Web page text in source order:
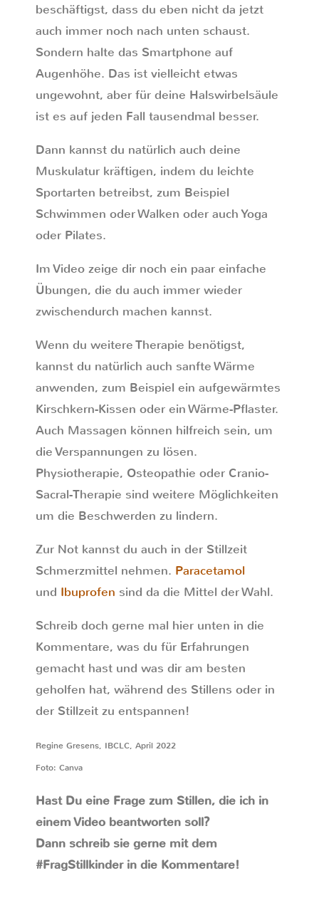
beschäftigst, dass du eben nicht da jetzt
auch immer noch nach unten schaust.
Sondern halte das Smartphone auf
Augenhöhe. Das ist vielleicht etwas
ungewohnt, aber für deine Halswirbelsäule
ist es auf jeden Fall tausendmal besser.
Dann kannst du natürlich auch deine
Muskulatur kräftigen, indem du leichte
Sportarten betreibst, zum Beispiel
Schwimmen oder Walken oder auch Yoga
oder Pilates.
Im Video zeige dir noch ein paar einfache
Übungen, die du auch immer wieder
zwischendurch machen kannst.
Wenn du weitere Therapie benötigst,
kannst du natürlich auch sanfte Wärme
anwenden, zum Beispiel ein aufgewärmtes
Kirschkern-Kissen oder ein Wärme-Pflaster.
Auch Massagen können hilfreich sein, um
die Verspannungen zu lösen.
Physiotherapie, Osteopathie oder Cranio-
Sacral-Therapie sind weitere Möglichkeiten
um die Beschwerden zu lindern.
Zur Not kannst du auch in der Stillzeit
Schmerzmittel nehmen. Paracetamol
und Ibuprofen sind da die Mittel der Wahl.
Schreib doch gerne mal hier unten in die
Kommentare, was du für Erfahrungen
gemacht hast und was dir am besten
geholfen hat, während des Stillens oder in
der Stillzeit zu entspannen!
Regine Gresens, IBCLC, April 2022
Foto: Canva
Hast Du eine Frage zum Stillen, die ich in
einem Video beantworten soll?
Dann schreib sie gerne mit dem
#FragStillkinder in die Kommentare!